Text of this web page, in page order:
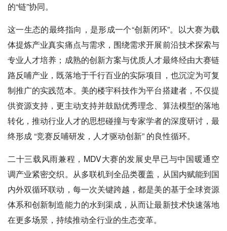
的“链”协同。
这一生态的最终指向，是形成一个“创新闭环”。以大赛为载
体提炼产业真实痛点与需求，围绕需求开展前沿技术探索与
专业人才培养；成熟的创新方案与优质人才最终经由大赛链
路反哺产业，既落地于千行百业的实际项目，也沉淀为可复
制推广的实践范本。美的楼宇科技作为平台搭建者，不仅提
供资源支持，更主动支持并鼓励优秀理念、算法模型的落地
转化，推动行业人才的思想碰撞与专家学者的深度研讨，最
终形成 “竞赛反哺研发，人才驱动创新” 的良性循环。
二十三载风雨兼程，MDV大赛的发展史早已与中国暖通空
调产业紧密交织。从多联机到全品类覆盖，从国内赋能到国
内外双循环联动，每一次关键跨越，都是美的基于全球资源
体系和创新制造能力的水到渠成，从而让最新技术快速落地
在更多场景，持续推动全行业的生态变革。